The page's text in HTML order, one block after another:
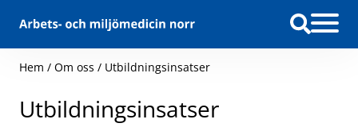
Hem / Om oss / Utbildningsinsatser
Utbildningsinsatser